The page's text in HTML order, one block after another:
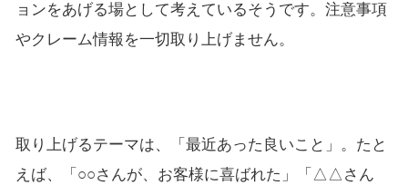
ョンをあげる場として考えているそうです。注意事項
やクレーム情報を一切取り上げません。
取り上げるテーマは、「最近あった良いこと」。たと
えば、「○○さんが、お客様に喜ばれた」「△△さん